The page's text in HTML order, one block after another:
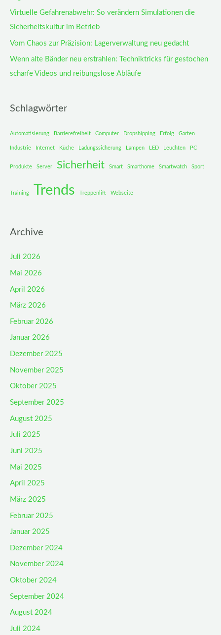
Virtuelle Gefahrenabwehr: So verändern Simulationen die
Sicherheitskultur im Betrieb
Vom Chaos zur Präzision: Lagerverwaltung neu gedacht
Wenn alte Bänder neu erstrahlen: Techniktricks für gestochen
scharfe Videos und reibungslose Abläufe
Schlagwörter
Automatisierung Barrierefreiheit Computer Dropshipping Erfolg Garten
Industrie Internet Küche Ladungssicherung Lampen LED Leuchten PC
Produkte Server Sicherheit Smart Smarthome Smartwatch Sport
Training Trends Treppenlift Webseite
Archive
Juli 2026
Mai 2026
April 2026
März 2026
Februar 2026
Januar 2026
Dezember 2025
November 2025
Oktober 2025
September 2025
August 2025
Juli 2025
Juni 2025
Mai 2025
April 2025
März 2025
Februar 2025
Januar 2025
Dezember 2024
November 2024
Oktober 2024
September 2024
August 2024
Juli 2024